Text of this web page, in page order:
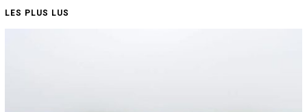
LES PLUS LUS